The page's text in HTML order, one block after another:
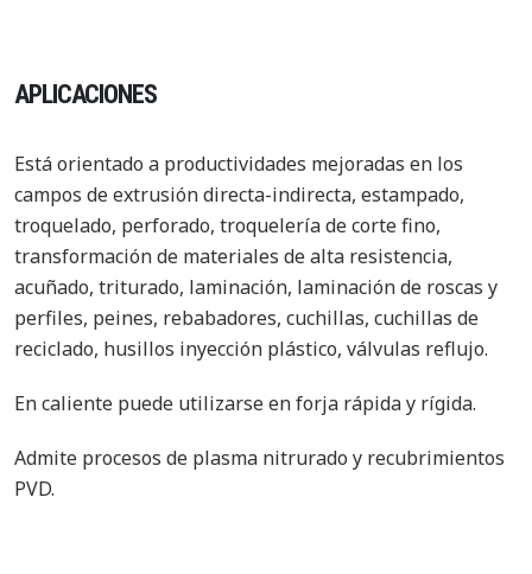
APLICACIONES
Está orientado a productividades mejoradas en los
campos de extrusión directa-indirecta, estampado,
troquelado, perforado, troquelería de corte fino,
transformación de materiales de alta resistencia,
acuñado, triturado, laminación, laminación de roscas y
perfiles, peines, rebabadores, cuchillas, cuchillas de
reciclado, husillos inyección plástico, válvulas reflujo.
En caliente puede utilizarse en forja rápida y rígida.
Admite procesos de plasma nitrurado y recubrimientos
PVD.